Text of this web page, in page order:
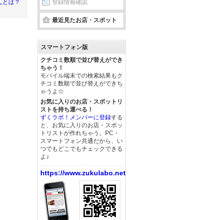
とは？ 登録情報確認
最近見たお店・スポット
スマートフォン版
クチコミ数順で並び替えができ
ちゃう！
モバイル端末での検索結果もク
チコミ数順で並び替えができち
ゃうよ☆
お気に入りのお店・スポットリ
ストを持ち運べる！
ずくラボ！メンバーに登録する
と、お気に入りのお店・スポッ
トリストが作れちゃう。PC・
スマートフォン共通だから、い
つでもどこでもチェックできる
よ♪
https://www.zukulabo.net/